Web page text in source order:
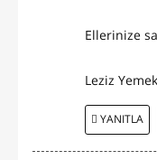
Ellerinize
Leziz
YANITLA